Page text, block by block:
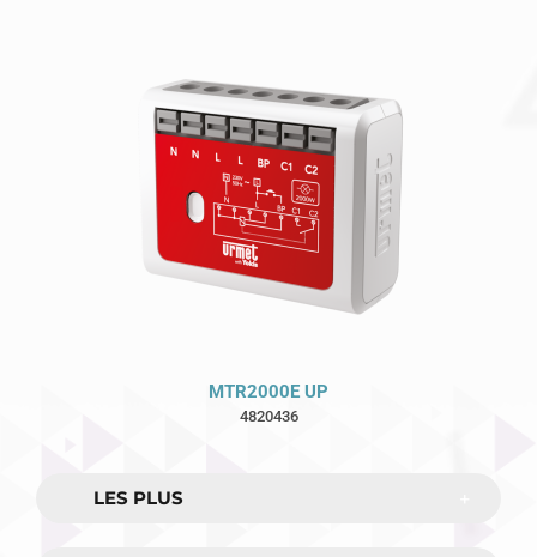
MTR2000E UP
4820436
LES PLUS